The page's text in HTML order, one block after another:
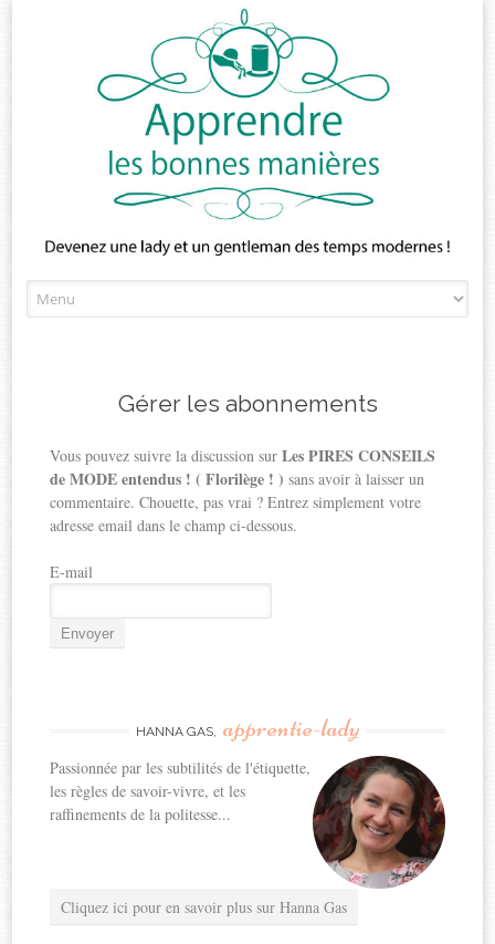
to
Gérer les abonnements
Vous pouvez suivre la discussion surLes PIRES CONSEILS
de MODE entendus ! ( Florilège ! ) sans avoir à laisser un
commentaire. Chouette, pas vrai ? Entrez simplement votre
adresse email dans le champ ci-dessous.
E-mail
HANNA GAS, apprentie-lady
Passionnée par les subtilités de l'étiquette,
les règles de savoir-vivre, et les
raffinements de la politesse...
Cliquez ici pour en savoir plus sur Hanna Gas